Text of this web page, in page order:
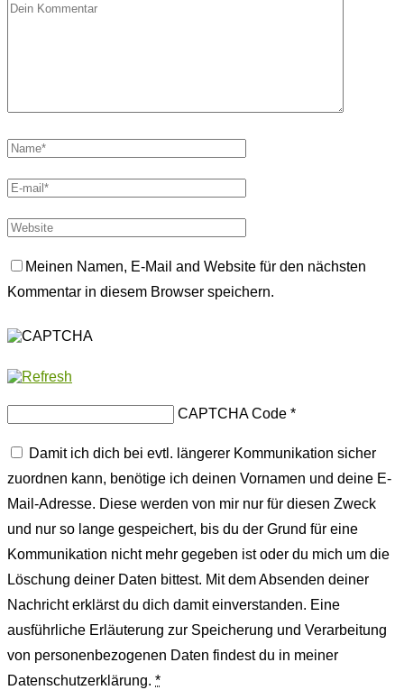
Meinen Namen, E-Mail and Website für den nächsten
Kommentar in diesem Browser speichern.
CAPTCHA Code *
Damit ich dich bei evtl. längerer Kommunikation sicher
zuordnen kann, benötige ich deinen Vornamen und deine E-
Mail-Adresse. Diese werden von mir nur für diesen Zweck
und nur so lange gespeichert, bis du der Grund für eine
Kommunikation nicht mehr gegeben ist oder du mich um die
Löschung deiner Daten bittest. Mit dem Absenden deiner
Nachricht erklärst du dich damit einverstanden. Eine
ausführliche Erläuterung zur Speicherung und Verarbeitung
von personenbezogenen Daten findest du in meiner
Datenschutzerklärung. *